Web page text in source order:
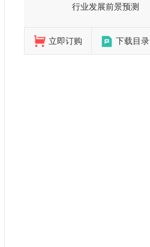
行业发展前景预测
立即订购 下载目录